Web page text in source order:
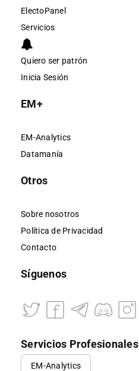
ElectoPanel
Servicios
Quiero ser patrón
Inicia Sesión
EM+
EM-Analytics
Datamanía
Otros
Sobre nosotros
Política de Privacidad
Contacto
Síguenos
Servicios Profesionales
EM-Analytics